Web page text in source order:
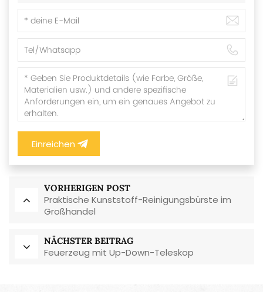
Einreichen
VORHERIGEN POST
Praktische Kunststoff-Reinigungsbürste im
Großhandel
NÄCHSTER BEITRAG
Feuerzeug mit Up-Down-Teleskop